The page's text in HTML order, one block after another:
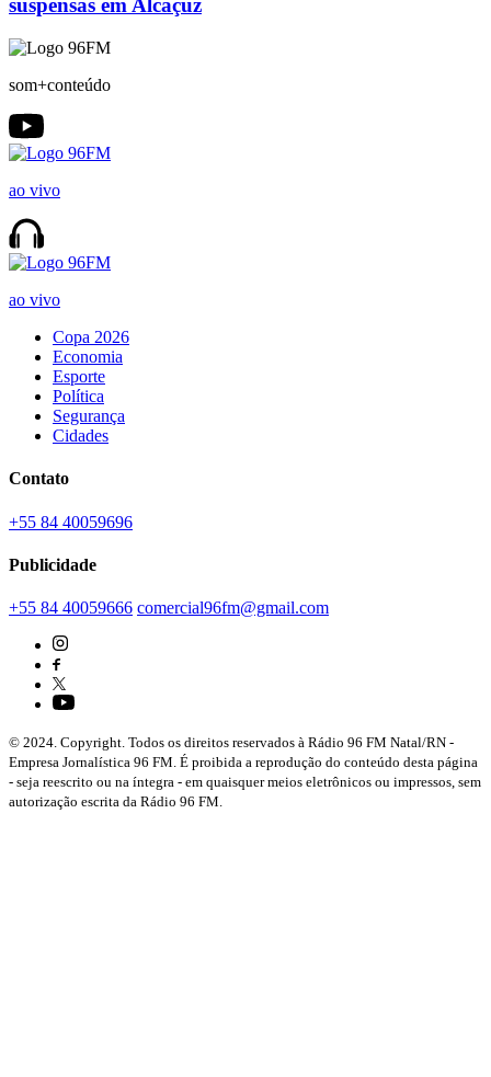
suspensas em Alcaçuz
som+conteúdo
ao vivo
ao vivo
Copa 2026
Economia
Esporte
Política
Segurança
Cidades
Contato
+55 84 40059696
Publicidade
+55 84 40059666 comercial96fm@gmail.com
© 2024. Copyright. Todos os direitos reservados à Rádio 96 FM Natal/RN -
Empresa Jornalística 96 FM. É proibida a reprodução do conteúdo desta página
- seja reescrito ou na íntegra - em quaisquer meios eletrônicos ou impressos, sem
autorização escrita da Rádio 96 FM.